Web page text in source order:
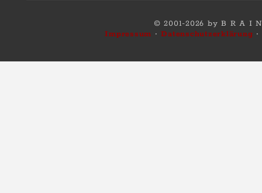
© 2001-2026 by B R A I
Impressum ·Datenschutzerklärung ·